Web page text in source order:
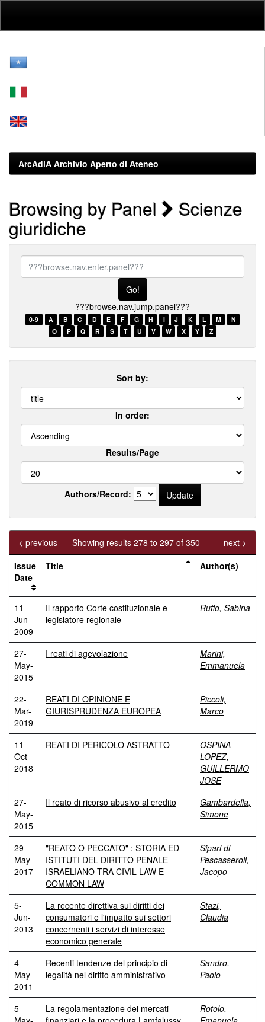
ArcAdiA Archivio Aperto di Ateneo
Browsing by Panel Scienze
giuridiche
???
browse.nav.enter.panel???
???browse.nav.jump.panel???
0-9 A B C D E F G H I J K L M
N
O
P Q R S T U V W X Y Z
Sort by:
In order:
Results/Page
Authors/Record:
Showing results 278 to 297 of 350
< previous
next >
Issue
Date
Title Author(s)
11-
Jun-
2009
Il rapporto Corte costituzionale e
legislatore regionale
Ruffo, Sabina
27-
May-
2015
I reati di agevolazione
Marini,
Emmanuela
22-
Mar-
2019
REATI DI OPINIONE E
GIURISPRUDENZA EUROPEA
Piccoli,
Marco
11-
Oct-
2018
REATI DI PERICOLO ASTRATTO
OSPINA
LOPEZ,
GUILLERMO
JOSE
27-
May-
2015
Il reato di ricorso abusivo al credito
Gambardella,
Simone
29-
May-
2017
"REATO O PECCATO" : STORIA ED
ISTITUTI DEL DIRITTO PENALE
ISRAELIANO TRA CIVIL LAW E
COMMON LAW
Sipari di
Pescasseroli,
Jacopo
5-
Jun-
2013
La recente direttiva sui diritti dei
consumatori e l'impatto sui settori
concernenti i servizi di interesse
economico generale
Stazi,
Claudia
4-
May-
2011
Recenti tendenze del principio di
legalità nel diritto amministrativo
Sandro,
Paolo
5-
La regolamentazione dei mercati
Rotolo,